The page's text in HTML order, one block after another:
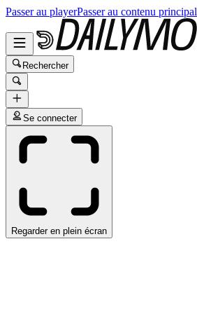
Passer au playerPasser au contenu principal
Rechercher
Se connecter
Regarder en plein écran